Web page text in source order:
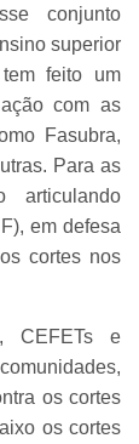
conjunto
superior
feito um
com as
Fasubra,
Para as
articulando
em defesa
cortes nos
CEFETs e
os cortes
os cortes